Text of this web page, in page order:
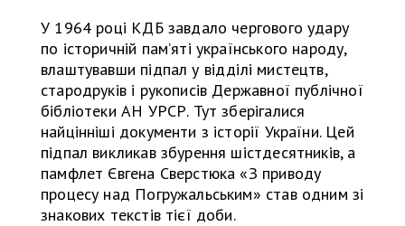
У 1964 році КДБ завдало чергового удару
по історичній пам’яті українського народу,
влаштувавши підпал у відділі мистецтв,
стародруків і рукописів Державної публічної
бібліотеки АН УРСР. Тут зберігалися
найцінніші документи з історії України. Цей
підпал викликав збурення шістдесятників, а
памфлет Євгена Сверстюка «З приводу
процесу над Погружальським» став одним зі
знакових текстів тієї доби.